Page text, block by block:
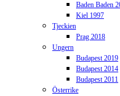
Baden Baden
Kiel 1997
Tjeckien
Prag 2018
Ungern
Budapest 2019
Budapest 2014
Budapest 2011
Österrike